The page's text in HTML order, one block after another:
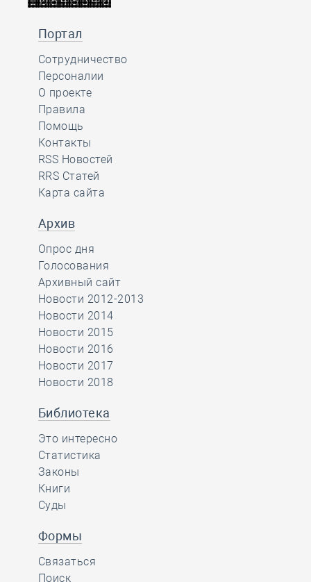
Портал
Сотрудничество
Персоналии
О проекте
Правила
Помощь
Контакты
RSS Новостей
RRS Статей
Карта сайта
Архив
Опрос дня
Голосования
Архивный сайт
Новости 2012-2013
Новости 2014
Новости 2015
Новости 2016
Новости 2017
Новости 2018
Библиотека
Это интересно
Статистика
Законы
Книги
Суды
Формы
Связаться
Поиск